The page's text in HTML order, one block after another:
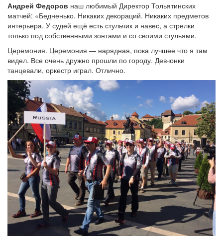
Андрей Федоров наш любимый Директор Тольятинских
матчей: «Бедненько. Никаких декораций. Никаких предметов
интерьера. У судей ещё есть стульчик и навес, а стрелки
только под собственными зонтами и со своими стульями.
Церемония. Церемония — нарядная, пока лучшее что я там
видел. Все очень дружно прошли по городу. Девчонки
танцевали, оркестр играл. Отлично.